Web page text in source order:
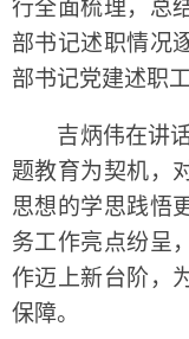
行全面梳理，总
部书记述职情况
部书记党建述职
吉炳伟在讲话
题教育为契机，
思想的学思践悟
务工作亮点纷呈
作迈上新台阶，
保障。